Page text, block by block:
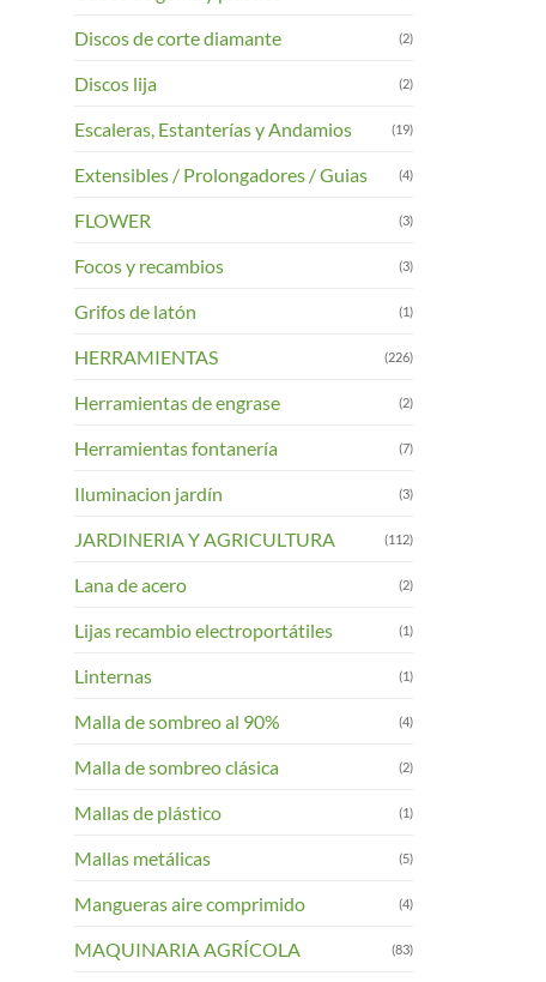
Discos de corte diamante (2)
Discos lija (2)
Escaleras, Estanterías y Andamios (19)
Extensibles / Prolongadores / Guias (4)
FLOWER (3)
Focos y recambios (3)
Grifos de latón (1)
HERRAMIENTAS (226)
Herramientas de engrase (2)
Herramientas fontanería (7)
Iluminacion jardín (3)
JARDINERIA Y AGRICULTURA (112)
Lana de acero (2)
Lijas recambio electroportátiles (1)
Linternas (1)
Malla de sombreo al 90% (4)
Malla de sombreo clásica (2)
Mallas de plástico (1)
Mallas metálicas (5)
Mangueras aire comprimido (4)
MAQUINARIA AGRÍCOLA (83)